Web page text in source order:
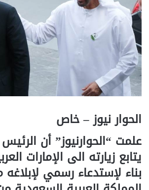
الحوار نيوز – خاص
علمت “الحوارنيوز” أن
يتابع زيارته الى الإمارات
بناء لإستدعاء رسمي